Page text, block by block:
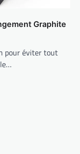
Graphite
pour éviter tout